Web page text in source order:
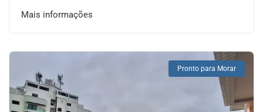
Mais informações
Pronto para Morar